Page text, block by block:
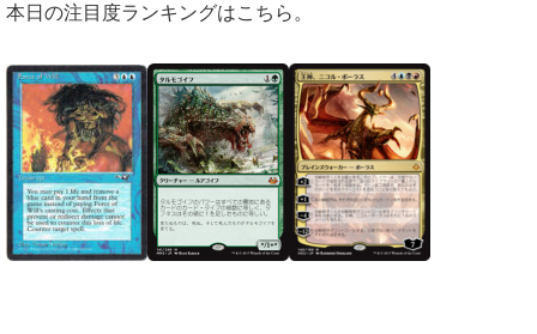
本日の注目度ランキングはこちら。